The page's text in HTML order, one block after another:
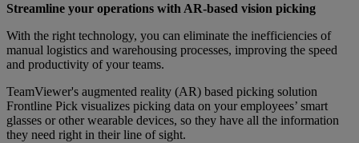
Streamline your operations with AR-based vision picking
With the right technology, you can eliminate the inefficiencies of
manual logistics and warehousing processes, improving the speed
and productivity of your teams.
TeamViewer's augmented reality (AR) based picking solution
Frontline Pick visualizes picking data on your employees’ smart
glasses or other wearable devices, so they have all the information
they need right in their line of sight.